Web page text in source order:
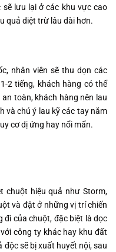
sẽ lưu lại ở các khu vực cao
quả diệt trừ lâu dài hơn.
nhân viên sẽ thu dọn các
2 tiếng, khách hàng có thể
toàn, khách hàng nên lau
và chú ý lau kỹ các tay nắm
cơ dị ứng hay nổi mẩn.
chuột hiệu quả như Storm,
và đặt ở những vị trí chiến
đi của chuột, đặc biệt là dọc
công ty khác hay khu đất
sẽ bị xuất huyết nội, sau